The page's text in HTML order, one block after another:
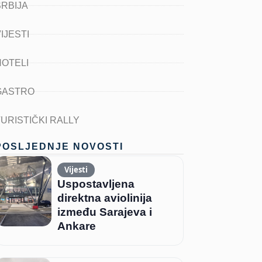
RALLY
NOVOSTI
Vijesti
Uspostavljena
direktna aviolinija
između Sarajeva i
Ankare